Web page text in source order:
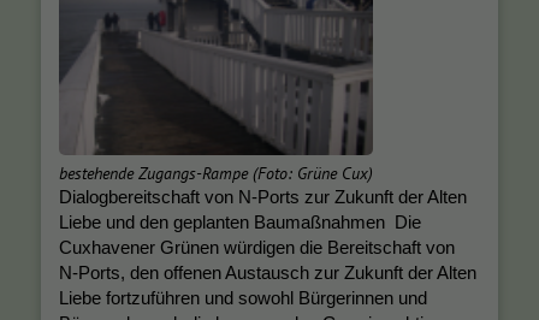
bestehende Zugangs-Rampe (Foto: Grüne Cux)
Dialogbereitschaft von N‑Ports zur Zukunft der Alten
Liebe und den geplanten Baumaßnahmen Die
Cuxhavener Grünen würdigen die Bereitschaft von
N‑Ports, den offenen Austausch zur Zukunft der Alten
Liebe fortzuführen und sowohl Bürgerinnen und